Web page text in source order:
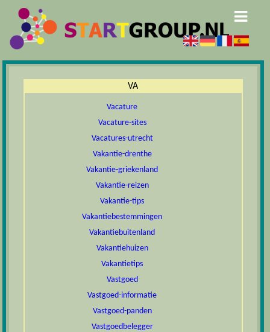
VA
Vacature
Vacature-sites
Vacatures-utrecht
Vakantie-drenthe
Vakantie-griekenland
Vakantie-reizen
Vakantie-tips
Vakantiebestemmingen
Vakantiebuitenland
Vakantiehuizen
Vakantietips
Vastgoed
Vastgoed-informatie
Vastgoed-panden
Vastgoedbelegger